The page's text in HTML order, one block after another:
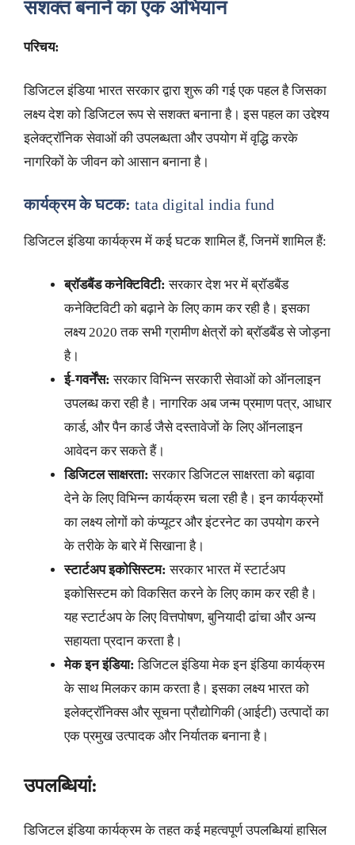
सशक्त बनाने का एक अभियान
परिचय:
डिजिटल इंडिया भारत सरकार द्वारा शुरू की गई एक पहल है जिसका
लक्ष्य देश को डिजिटल रूप से सशक्त बनाना है। इस पहल का उद्देश्य
इलेक्ट्रॉनिक सेवाओं की उपलब्धता और उपयोग में वृद्धि करके
नागरिकों के जीवन को आसान बनाना है।
कार्यक्रम के घटक: tata digital india fund
डिजिटल इंडिया कार्यक्रम में कई घटक शामिल हैं, जिनमें शामिल हैं:
ब्रॉडबैंड कनेक्टिविटी: सरकार देश भर में ब्रॉडबैंड
कनेक्टिविटी को बढ़ाने के लिए काम कर रही है। इसका
लक्ष्य 2020 तक सभी ग्रामीण क्षेत्रों को ब्रॉडबैंड से जोड़ना
है।
ई-गवर्नेंस: सरकार विभिन्न सरकारी सेवाओं को ऑनलाइन
उपलब्ध करा रही है। नागरिक अब जन्म प्रमाण पत्र, आधार
कार्ड, और पैन कार्ड जैसे दस्तावेजों के लिए ऑनलाइन
आवेदन कर सकते हैं।
डिजिटल साक्षरता: सरकार डिजिटल साक्षरता को बढ़ावा
देने के लिए विभिन्न कार्यक्रम चला रही है। इन कार्यक्रमों
का लक्ष्य लोगों को कंप्यूटर और इंटरनेट का उपयोग करने
के तरीके के बारे में सिखाना है।
स्टार्टअप इकोसिस्टम: सरकार भारत में स्टार्टअप
इकोसिस्टम को विकसित करने के लिए काम कर रही है।
यह स्टार्टअप के लिए वित्तपोषण, बुनियादी ढांचा और अन्य
सहायता प्रदान करता है।
मेक इन इंडिया: डिजिटल इंडिया मेक इन इंडिया कार्यक्रम
के साथ मिलकर काम करता है। इसका लक्ष्य भारत को
इलेक्ट्रॉनिक्स और सूचना प्रौद्योगिकी (आईटी) उत्पादों का
एक प्रमुख उत्पादक और निर्यातक बनाना है।
उपलब्धियां:
डिजिटल इंडिया कार्यक्रम के तहत कई महत्वपूर्ण उपलब्धियां हासिल